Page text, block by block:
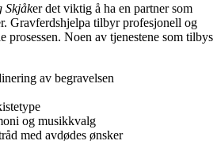
Skjåker det viktig å ha en partner som
Gravferdshjelpa tilbyr profesjonell og
prosessen. Noen av tjenestene som tilbys
av begravelsen
og musikkvalg
med avdødes ønsker